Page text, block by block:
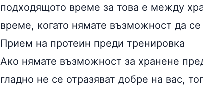
подходящото време за това е между
време, когато нямате възможност да
Прием на протеин преди тренировка
Ако нямате възможност за хранене
гладно не се отразяват добре на вас,